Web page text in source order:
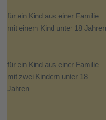
für ein Kind aus einer Familie
mit einem Kind unter 18 Jahren
für ein Kind aus einer Familie
mit zwei Kindern unter 18
Jahren